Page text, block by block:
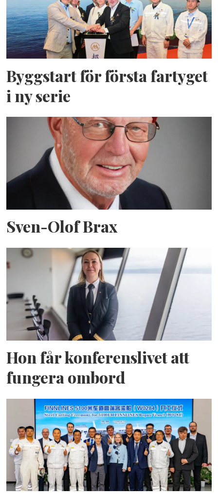
Byggstart för första fartyget
i ny serie
Sven-Olof Brax
Hon får konferenslivet att
fungera ombord